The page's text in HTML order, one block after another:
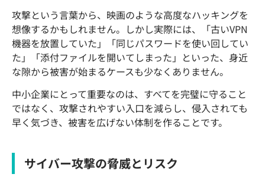
攻撃という言葉から、映画のような高度なハッキングを
想像するかもしれません。しかし実際には、「古いVPN
機器を放置していた」「同じパスワードを使い回してい
た」「添付ファイルを開いてしまった」といった、身近
な隙から被害が始まるケースも少なくありません。
中小企業にとって重要なのは、すべてを完璧に守ること
ではなく、攻撃されやすい入口を減らし、侵入されても
早く気づき、被害を広げない体制を作ることです。
サイバー攻撃の脅威とリスク